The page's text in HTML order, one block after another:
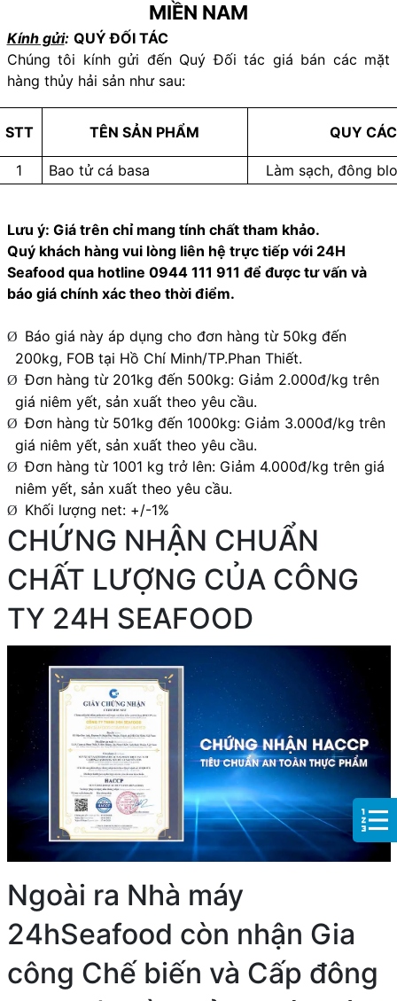
MIỀN NAM
Kính gửi: QUÝ ĐỐI TÁC
Chúng tôi kính gửi đến Quý Đối tác giá bán các mặt
hàng thủy hải sản như sau:
STT TÊN SẢN PHẨM QUY
1 Bao tử cá basa Làm sạch, đông
Lưu ý: Giá trên chỉ mang tính chất tham khảo.
Quý khách hàng vui lòng liên hệ trực tiếp với 24H
Seafood qua hotline 0944 111 911 để được tư vấn và
báo giá chính xác theo thời điểm.
Ø Báo giá nàyáp dụng cho đơn hàng từ 50kg đến
200kg, FOB tại Hồ Chí Minh/TP.Phan Thiết.
Ø Đơn hàng từ 201kg đến 500kg: Giảm 2.000đ/kg trên
giá niêm yết, sản xuất theo yêu cầu.
Ø Đơn hàng từ 501kg đến 1000kg: Giảm 3.000đ/kg trên
giá niêm yết, sản xuất theo yêu cầu.
Ø Đơn hàng từ 1001 kg trở lên: Giảm 4.000đ/kg trên giá
niêm yết, sản xuất theo yêu cầu.
Ø Khối lượng net: +/-1%
CHỨNG NHẬN CHUẨN
CHẤT LƯỢNG CỦA CÔNG
TY 24H SEAFOOD
Ngoài ra Nhà máy
24hSeafood còn nhận Gia
công Chế biến và Cấp đông